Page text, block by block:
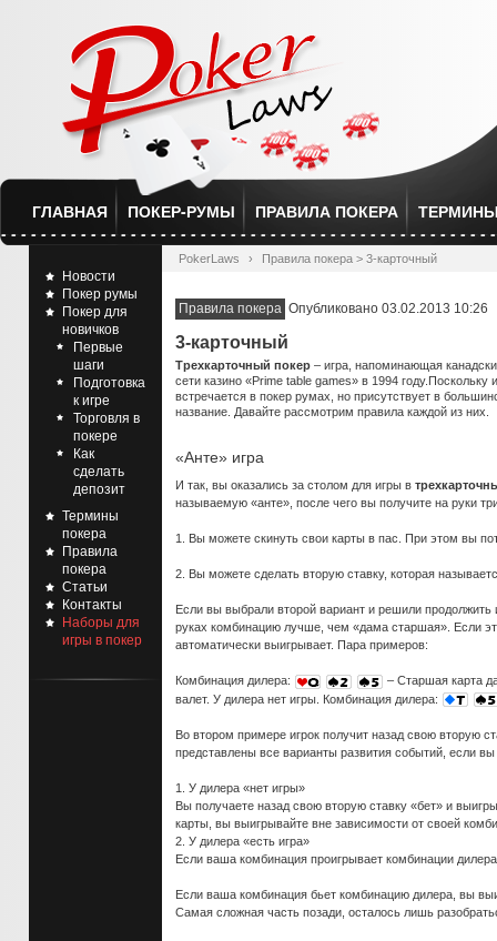
ГЛАВНАЯ ПОКЕР-РУМЫ ПРАВИЛА ПОКЕРА
Новости
Покер румы
Покер для
новичков
Первые
шаги
Подготовка
к игре
Торговля в
покере
Как
сделать
депозит
Термины
покера
Правила
покера
Статьи
Контакты
Наборы для
игры в покер
PokerLaws › Правила покера > 3-карточный
Правила покера Опубликовано 03.02.2013 10:26
3-карточный
Трехкарточный покер – игра, напоминающая
сети казино «Prime table games» в 1994 году. Поскольку
встречается в покер румах, но присутствует в
название. Давайте рассмотрим правила каждой из них.
«Анте» игра
И так, вы оказались за столом для игры в
называемую «анте», после чего вы получите на руки
1. Вы можете скинуть свои карты в пас. При этом вы
2. Вы можете сделать вторую ставку, которая
Если вы выбрали второй вариант и решили
руках комбинацию лучше, чем «дама старшая». Если
автоматически выигрывает. Пара примеров:
Комбинация дилера:
– Старшая карта
валет. У дилера нет игры. Комбинация дилера:
Во втором примере игрок получит назад свою вторую
представлены все варианты развития событий, если
1. У дилера «нет игры»
Вы получаете назад свою вторую ставку «бет» и
карты, вы выигрывайте вне зависимости от своей
2. У дилера «есть игра»
Если ваша комбинация проигрывает комбинации
Если ваша комбинация бьет комбинацию дилера, вы
Самая сложная часть позади, осталось лишь